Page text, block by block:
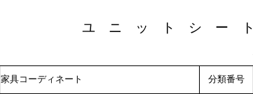
ユ ニ ッ ト シ ー ト
家具コーディネート 分類番号